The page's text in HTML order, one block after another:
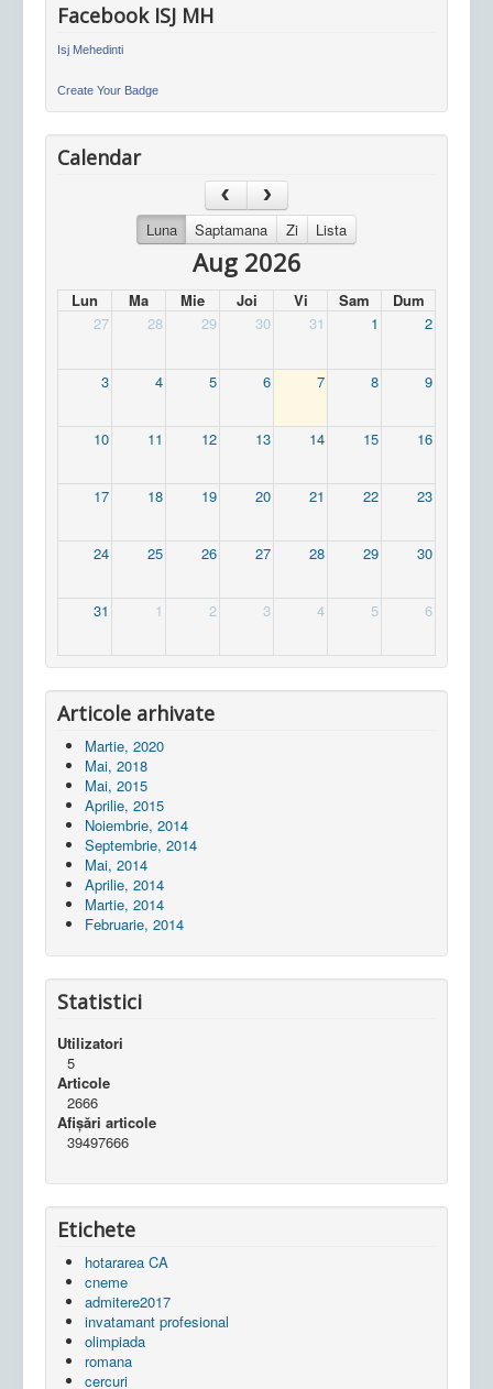
Facebook ISJ MH
Isj Mehedinti
Create Your Badge
Calendar
Luna Saptamana Zi Lista
Aug 2026
Lun Ma Mie Joi Vi Sam
Dum
27
28 29 30 31 1 2
3 4 5 6 7 8 9
10 11 12 13 14 15 16
17 18 19 20 21 22 23
24 25 26 27 28 29 30
31 1 2 3 4 5 6
Articole arhivate
Martie, 2020
Mai, 2018
Mai, 2015
Aprilie, 2015
Noiembrie, 2014
Septembrie, 2014
Mai, 2014
Aprilie, 2014
Martie, 2014
Februarie, 2014
Statistici
Utilizatori
5
Articole
2666
Afișări articole
39497666
Etichete
hotararea CA
cneme
admitere2017
invatamant profesional
olimpiada
romana
cercuri